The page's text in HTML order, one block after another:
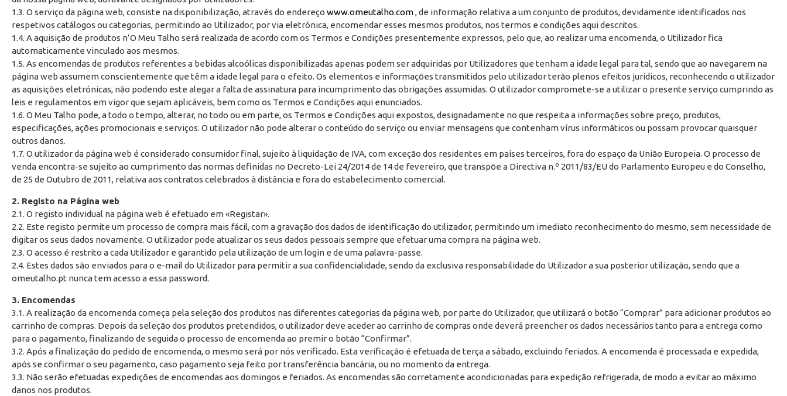
1.3. O serviço da página web, consiste na disponibilização, através do endereço www.omeutalho.com, de informação relativa a um conjunto de produtos, devidamente identificados nos
respetivos catálogos ou categorias, permitindo ao Utilizador, por via eletrónica, encomendar esses mesmos produtos, nos termos e condições aqui descritos.
1.4. A aquisição de produtos n’O Meu Talho será realizada de acordo com os Termos e Condições presentemente expressos, pelo que, ao realizar uma encomenda, o Utilizador fica
automaticamente vinculado aos mesmos.
1.5. As encomendas de produtos referentes a bebidas alcoólicas disponibilizadas apenas podem ser adquiridas por Utilizadores que tenham a idade legal para tal, sendo que ao navegarem na
página web assumem conscientemente que têm a idade legal para o efeito. Os elementos e informações transmitidos pelo utilizador terão plenos efeitos jurídicos, reconhecendo o utilizador
as aquisições eletrónicas, não podendo este alegar a falta de assinatura para incumprimento das obrigações assumidas. O utilizador compromete-se a utilizar o presente serviço cumprindo as
leis e regulamentos em vigor que sejam aplicáveis, bem como os Termos e Condições aqui enunciados.
1.6. O Meu Talho pode, a todo o tempo, alterar, no todo ou em parte, os Termos e Condições aqui expostos, designadamente no que respeita a informações sobre preço, produtos,
especificações, ações promocionais e serviços. O utilizador não pode alterar o conteúdo do serviço ou enviar mensagens que contenham vírus informáticos ou possam provocar quaisquer
outros danos.
1.7. O utilizador da página web é considerado consumidor final, sujeito à liquidação de IVA, com exceção dos residentes em países terceiros, fora do espaço da União Europeia. O processo de
venda encontra-se sujeito ao cumprimento das normas definidas no Decreto-Lei 24/2014 de 14 de fevereiro, que transpõe a Directiva n.º 2011/83/EU do Parlamento Europeu e do Conselho,
de 25 de Outubro de 2011, relativa aos contratos celebrados à distância e fora do estabelecimento comercial.
2. Registo na Página web
2.1. O registo individual na página web é efetuado em «Registar».
2.2. Este registo permite um processo de compra mais fácil, com a gravação dos dados de identificação do utilizador, permitindo um imediato reconhecimento do mesmo, sem necessidade de
digitar os seus dados novamente. O utilizador pode atualizar os seus dados pessoais sempre que efetuar uma compra na página web.
2.3. O acesso é restrito a cada Utilizador e garantido pela utilização de um login e de uma palavra-passe.
2.4. Estes dados são enviados para o e-mail do Utilizador para permitir a sua confidencialidade, sendo da exclusiva responsabilidade do Utilizador a sua posterior utilização, sendo que a
omeutalho.pt nunca tem acesso a essa password.
3. Encomendas
3.1. A realização da encomenda começa pela seleção dos produtos nas diferentes categorias da página web, por parte do Utilizador, que utilizará o botão “Comprar” para adicionar produtos ao
carrinho de compras. Depois da seleção dos produtos pretendidos, o utilizador deve aceder ao carrinho de compras onde deverá preencher os dados necessários tanto para a entrega como
para o pagamento, finalizando de seguida o processo de encomenda ao premir o botão “Confirmar”.
3.2. Após a finalização do pedido de encomenda, o mesmo será por nós verificado. Esta verificação é efetuada de terça a sábado, excluindo feriados. A encomenda é processada e expedida,
após se confirmar o seu pagamento, caso pagamento seja feito por transferência bancária, ou no momento da entrega.
3.3. Não serão efetuadas expedições de encomendas aos domingos e feriados. As encomendas são corretamente acondicionadas para expedição refrigerada, de modo a evitar ao máximo
danos nos produtos.